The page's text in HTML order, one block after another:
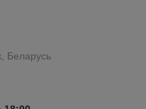
Беларусь